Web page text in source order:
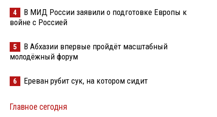
4
В МИД России заявили о подготовке Европы к
войне с Россией
5
В Абхазии впервые пройдёт масштабный
молодёжный форум
6 Ереван рубит сук, на котором сидит
Главное сегодня